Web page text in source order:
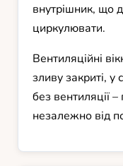
внутрішник, що
циркулювати.
Вентиляційні
зливу закриті, у
без вентиляції
незалежно від